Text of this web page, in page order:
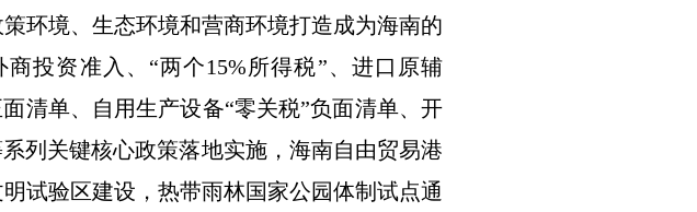
环境、生态环境和营商环境打造成为海南的
投资准入、“两个15%所得税”、进口原辅
清单、自用生产设备“零关税”负面清单、开
列关键核心政策落地实施，海南自由贸易港
试验区建设，热带雨林国家公园体制试点通